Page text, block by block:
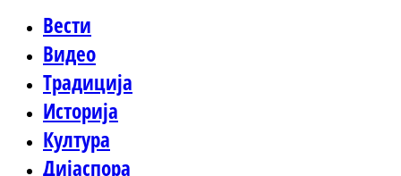
Вести
Видео
Традиција
Историја
Култура
Дијаспора